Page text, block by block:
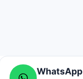
WhatsApp